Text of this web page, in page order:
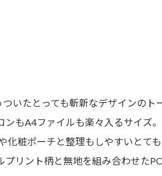
いたとっても斬新なデザインのト
ンもA4ファイルも楽々入るサイズ。
粧ポーチと整理もしやすいとて
リント柄と無地を組み合わせた